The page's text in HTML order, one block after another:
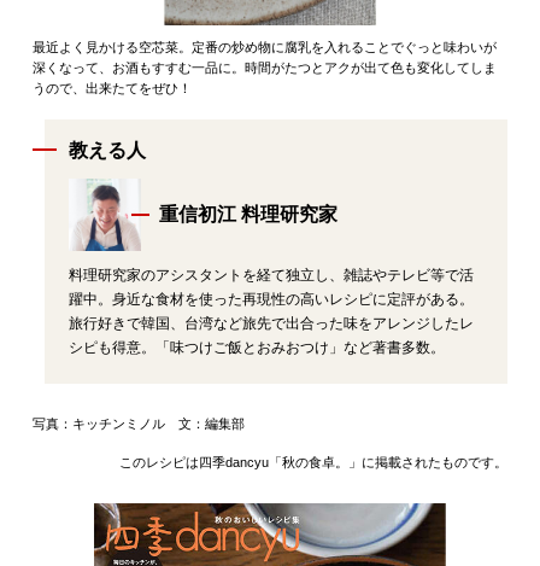
最近よく見かける空芯菜。定番の炒め物に腐乳を入れることでぐっと味わいが
深くなって、お酒もすすむ一品に。時間がたつとアクが出て色も変化してしま
うので、出来たてをぜひ！
教える人
重信初江 料理研究家
料理研究家のアシスタントを経て独立し、雑誌やテレビ等で活
躍中。身近な食材を使った再現性の高いレシピに定評がある。
旅行好きで韓国、台湾など旅先で出合った味をアレンジしたレ
シピも得意。「味つけご飯とおみおつけ」など著書多数。
写真：キッチンミノル 文：編集部
このレシピは四季dancyu「秋の食卓。」に掲載されたものです。